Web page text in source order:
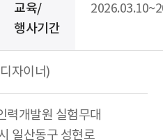
교육/
행사기간
자이너)
력개발원 실험무대
일산동구 성현로